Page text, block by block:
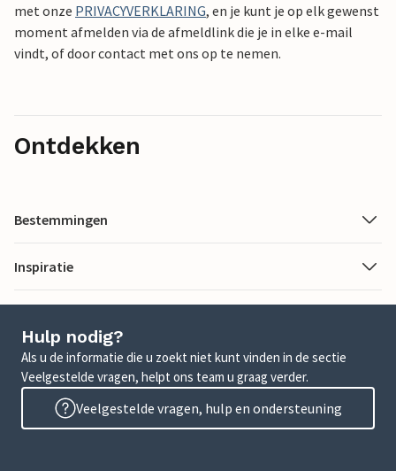
met onze PRIVACYVERKLARING, en je kunt je op elk gewenst
moment afmelden via de afmeldlink die je in elke e-mail
vindt, of door contact met ons op te nemen.
Ontdekken
Bestemmingen
Inspiratie
Hulp nodig?
Als u de informatie die u zoekt niet kunt vinden in de sectie
Veelgestelde vragen, helpt ons team u graag verder.
Veelgestelde vragen, hulp en ondersteuning